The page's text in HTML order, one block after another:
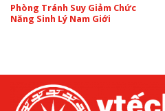
Phòng Tránh Suy Giảm Chức
Năng Sinh Lý Nam Giới